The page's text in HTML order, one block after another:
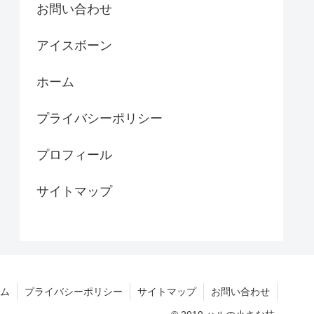
お問い合わせ
アイスボーン
ホーム
プライバシーポリシー
プロフィール
サイトマップ
プライバシーポリシー サイトマップ お問い合わせ